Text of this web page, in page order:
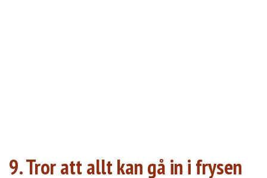
9. Tror att allt kan gå in i frysen